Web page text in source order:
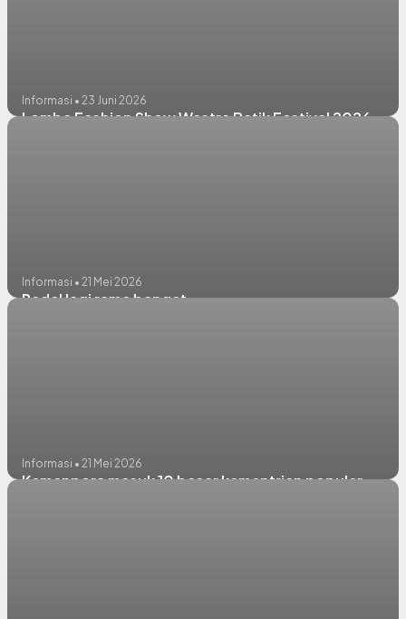
Informasi • 23 Juni 2026
Lomba Fashion Show Wastra Batik Festival 2026
Informasi • 21 Mei 2026
Pedel lagi rame banget
Informasi • 21 Mei 2026
Kemenpora masuk 10 besar kementrian populer